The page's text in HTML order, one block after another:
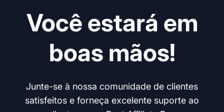
Você estará em
boas mãos!
Junte-se à nossa comunidade de clientes
satisfeitos e forneça excelente suporte ao